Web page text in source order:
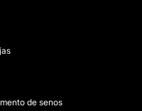
de senos